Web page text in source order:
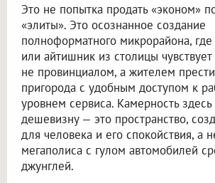
Это не попытка продать «эконом»
«элиты». Это осознанное создание
полноформатного микрорайона,
или айтишник из столицы чувствует
не провинциалом, а жителем
пригорода с удобным доступом к
уровнем сервиса. Камерность здесь
дешевизну — это пространство,
для человека и его спокойствия, а
мегаполиса с гулом автомобилей
джунглей.